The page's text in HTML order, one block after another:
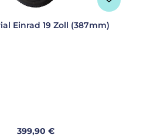
Einrad 19 Zoll (387mm)
Regulärer Preis:
399,90 €